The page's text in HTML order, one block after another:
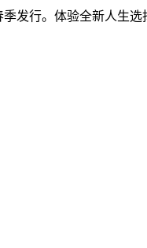
发行。体验全新人生选